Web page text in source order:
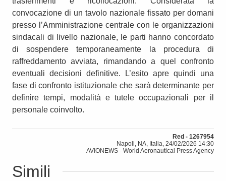
convocazione di un tavolo nazionale fissato per domani
presso l’Amministrazione centrale con le organizzazioni
sindacali di livello nazionale, le parti hanno concordato
di sospendere temporaneamente la procedura di
raffreddamento avviata, rimandando a quel confronto
eventuali decisioni definitive. L’esito apre quindi una
fase di confronto istituzionale che sarà determinante per
definire tempi, modalità e tutele occupazionali per il
personale coinvolto.
Red - 1267954
Napoli, NA, Italia, 24/02/2026 14:30
AVIONEWS - World Aeronautical Press Agency
Simili